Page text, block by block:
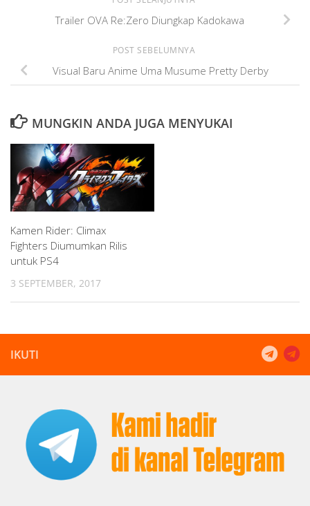
Trailer OVA Re:Zero Diungkap Kadokawa
POST SEBELUMNYA
Visual Baru Anime Uma Musume Pretty Derby
MUNGKIN ANDA JUGA MENYUKAI
Kamen Rider: Climax
Fighters Diumumkan Rilis
untuk PS4
3 SEPTEMBER, 2017
IKUTI